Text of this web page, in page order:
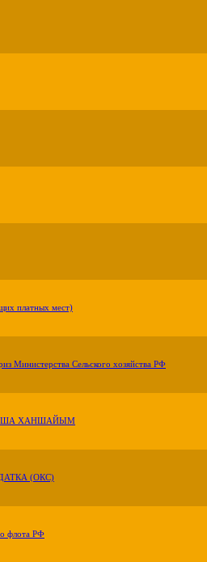
платных мест)
Министерства Сельского хозяйства РФ
ХАНШАЙЫМ
(ОКС)
флота РФ